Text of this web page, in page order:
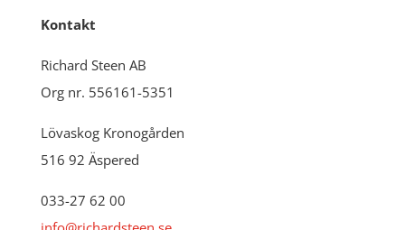
Kontakt
Richard Steen AB
Org nr. 556161-5351
Lövaskog Kronogården
516 92 Äspered
033-27 62 00